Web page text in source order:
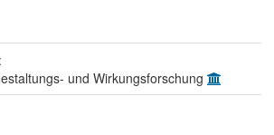
und Wirkungsforschung